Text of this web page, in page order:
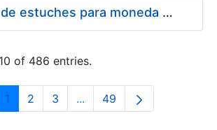
Suministro de estuches para moneda de 30 €
of 486 entries.
Page
1 Page
2 Page
3 ...Intermediate Pages Use
Page
49